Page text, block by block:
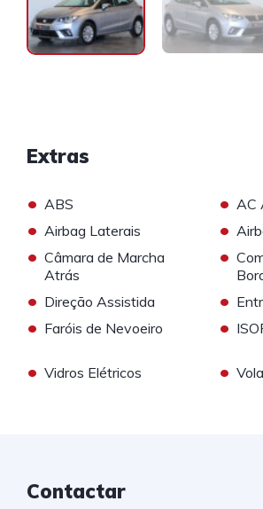
Extras
• ABS • AC
• Airbag Laterais •
• Câmara de Marcha
Atrás
•
• Direção Assistida •
• Faróis de Nevoeiro •
• Vidros Elétricos •
Contactar